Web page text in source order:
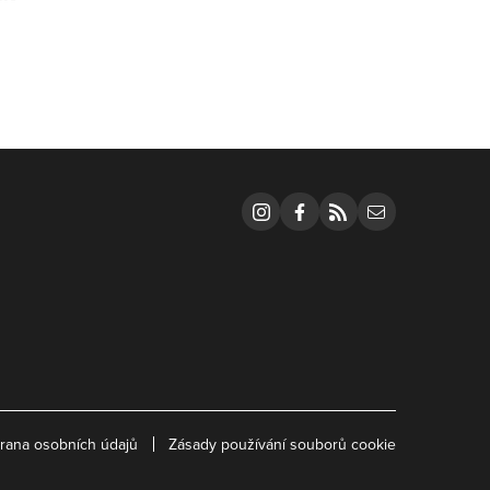
instagram
facebook
rss email
osobních údajů Zásady používání souborů cookie